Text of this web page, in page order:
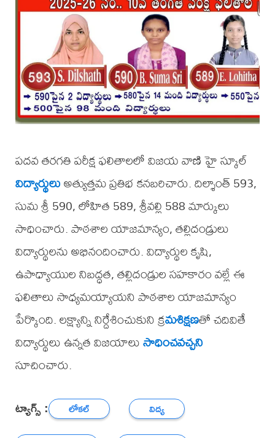
పదవ తరగతి పరీక్ష ఫలితాలలో విజయ వాణి హై స్కూల్
విద్యార్థులుఅత్యుత్తమ ప్రతిభ కనబరిచారు. దిల్శాంత్ 593,
సుమ శ్రీ 590, లోహిత 589, శ్రీవల్లి 588 మార్కులు
సాధించారు. పాఠశాల యాజమాన్యం, తల్లిదండ్రులు
విద్యార్థులను అభినందించారు. విద్యార్థుల కృషి,
ఉపాధ్యాయుల నిబద్ధత, తల్లిదండ్రుల సహకారం వల్లే ఈ
ఫలితాలు సాధ్యమయ్యాయని పాఠశాల యాజమాన్యం
పేర్కొంది. లక్ష్యాన్ని నిర్దేశించుకుని క్రమశిక్షణతో చదివితే
విద్యార్థులు ఉన్నత విజయాలుసాధించవచ్చని
సూచించారు.
ట్యాగ్స్ : లోకల్
విద్య